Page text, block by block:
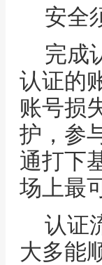
安全
完成
认证的
账号损
护，参
通打下
场上最
认证
大多能